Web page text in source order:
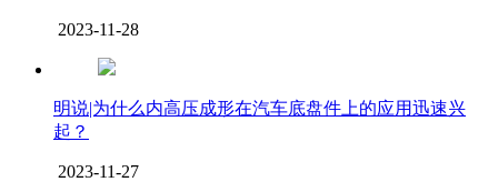
2023-11-28
明说|为什么内高压成形在汽车底盘件上的应用迅速兴
起？
2023-11-27